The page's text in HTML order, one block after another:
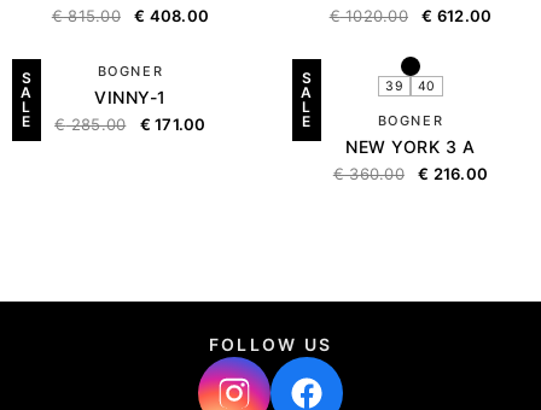
€815.00 € 408.00 €1020.00 € 612.00
S
A
L
E
BOGNER
VINNY-1
€285.00 € 171.00
S
A
L
E
39 40
BOGNER
NEW YORK 3 A
€360.00 € 216.00
FOLLOW US